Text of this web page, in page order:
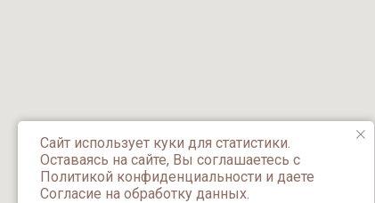
Сайт использует куки для статистики.
Оставаясь на сайте, Вы соглашаетесь с
Политикой конфиденциальности и даете
Согласие на обработку данных.